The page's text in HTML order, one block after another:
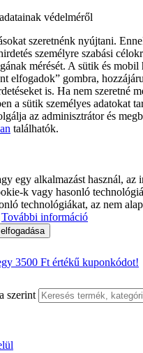
védelméről
szeretnénk nyújtani.
személyre szabási
mérését. A sütik és
elfogadok” gombra,
is. Ha nem szeretné
a sütik személyes adatokat
az adminisztrátor és
találhatók.
egy alkalmazást használ,
k vagy hasonló
technológiákat, az nem
További információ
3500 Ft értékű kuponkódot!
szerint